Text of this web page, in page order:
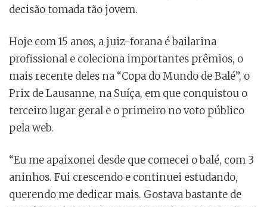
decisão tomada tão jovem.
Hoje com 15 anos, a juiz-forana é bailarina
profissional e coleciona importantes prêmios, o
mais recente deles na “Copa do Mundo de Balé”, o
Prix de Lausanne, na Suíça, em que conquistou o
terceiro lugar geral e o primeiro no voto público
pela web.
“Eu me apaixonei desde que comecei o balé, com 3
aninhos. Fui crescendo e continuei estudando,
querendo me dedicar mais. Gostava bastante de